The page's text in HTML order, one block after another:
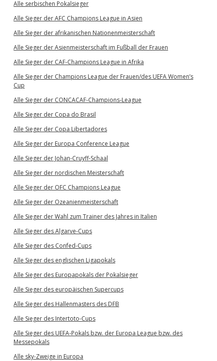
Alle serbischen Pokalsieger
Alle Sieger der AFC Champions League in Asien
Alle Sieger der afrikanischen Nationenmeisterschaft
Alle Sieger der Asienmeisterschaft im Fußball der Frauen
Alle Sieger der CAF-Champions League in Afrika
Alle Sieger der Champions League der Frauen/des UEFA Women’s
Cup
Alle Sieger der CONCACAF-Champions-League
Alle Sieger der Copa do Brasil
Alle Sieger der Copa Libertadores
Alle Sieger der Europa Conference League
Alle Sieger der Johan-Cruyff-Schaal
Alle Sieger der nordischen Meisterschaft
Alle Sieger der OFC Champions League
Alle Sieger der Ozeanienmeisterschaft
Alle Sieger der Wahl zum Trainer des Jahres in Italien
Alle Sieger des Algarve-Cups
Alle Sieger des Confed-Cups
Alle Sieger des englischen Ligapokals
Alle Sieger des Europapokals der Pokalsieger
Alle Sieger des europäischen Supercups
Alle Sieger des Hallenmasters des DFB
Alle Sieger des Intertoto-Cups
Alle Sieger des UEFA-Pokals bzw. der Europa League bzw. des
Messepokals
Alle sky-Zweige in Europa